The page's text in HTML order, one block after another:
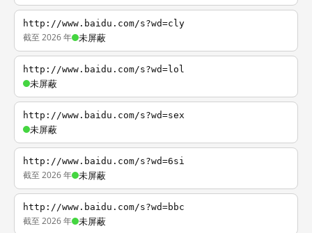
http://www.baidu.com/s?wd=cly
截至 2026 年 未屏蔽
http://www.baidu.com/s?wd=lol
未屏蔽
http://www.baidu.com/s?wd=sex
未屏蔽
http://www.baidu.com/s?wd=6si
截至 2026 年 未屏蔽
http://www.baidu.com/s?wd=bbc
截至 2026 年 未屏蔽